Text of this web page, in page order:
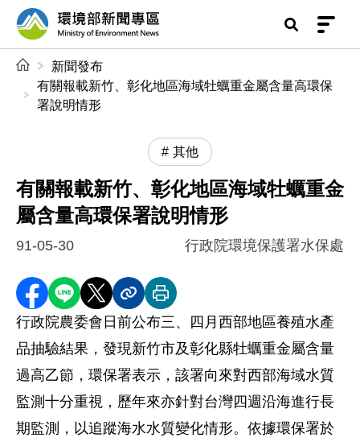
前往中央內容區塊
環境部新聞專區
新聞發布
有關報載新竹、彰化地區海域牡蠣重金屬含量高環保
署說明情形
其他
有關報載新竹、彰化地區海域牡蠣重金
屬含量高環保署說明情形
91-05-30 行政院環境保護署水保處
分享至 Facebook
分享到 LINE
分享到 X分享內容連結
列印本頁
行政院農委會日前公布三、四月西部地區養殖水產
品抽驗結果，發現新竹市及彰化縣牡蠣重金屬含量
過高乙節，環保署表示，該署向來對西部海域水質
監測十分重視，歷年來亦針對台灣四週沿海進行長
期監測，以追蹤海水水質變化情形。依據環保署於